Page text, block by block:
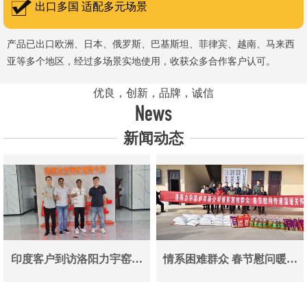
出口多国 适配多元场景
产品已出口欧洲、日本、俄罗斯、巴基斯坦、菲律宾、越南、马来西
亚等多个地区，经过多场景实地使用，收获众多合作客户认可。
优良，创新，品牌，诚信
News
新闻动态
印度客户到访洛阳力宇窑炉
情系困难群众 春节慰问暖人